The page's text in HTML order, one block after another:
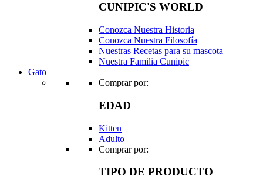
CUNIPIC'S WORLD
Conozca Nuestra Historia
Conozca Nuestra Filosofía
Nuestras Recetas para su mascota
Nuestra Familia Cunipic
Gato
Comprar por:
EDAD
Kitten
Adulto
Comprar por:
TIPO DE PRODUCTO